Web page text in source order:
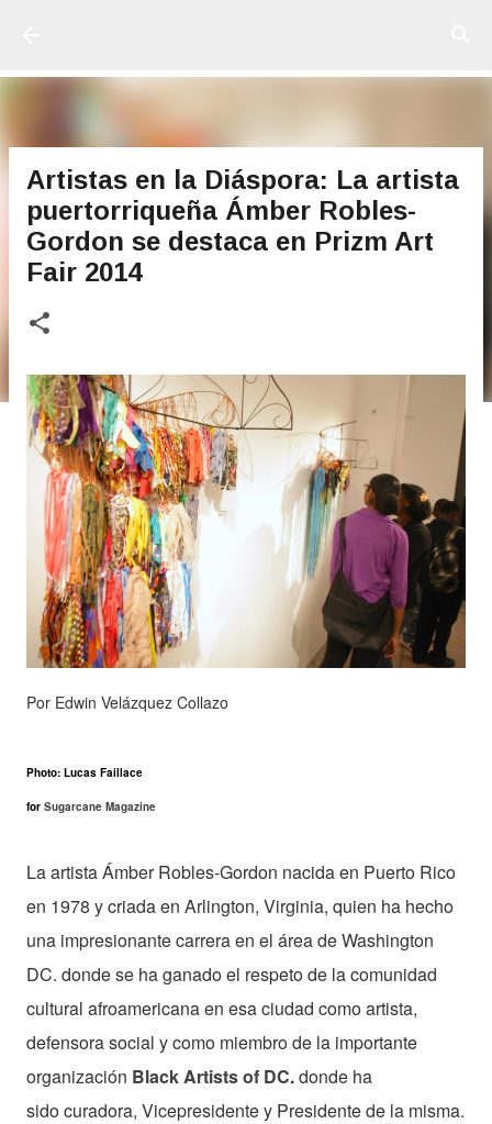
Artistas en la Diáspora: La artista
puertorriqueña Ámber Robles-
Gordon se destaca en Prizm Art
Fair 2014
Por Edwin Velázquez Collazo
Photo: Lucas Faillace
for Sugarcane Magazine
La artista Ámber Robles-Gordon nacida en Puerto Rico
en 1978 y criada en Arlington, Virginia, quien ha hecho
una impresionante carrera en el área de Washington
DC. donde se ha ganado el respeto de la comunidad
cultural afroamericana en esa ciudad como artista,
defensora social y como miembro de la importante
organización Black Artists of DC.donde ha
sido curadora, Vicepresidente y Presidente de la misma.